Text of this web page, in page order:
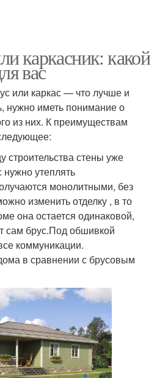
каркасник: какой
вас
или каркас — что лучше и
нужно иметь понимание о
из них. К преимуществам
строительства стены уже
нужно утеплять
монолитными, без
изменить отделку , в то
она остается одинаковой,
сам брус.Под обшивкой
коммуникации.
в сравнении с брусовым